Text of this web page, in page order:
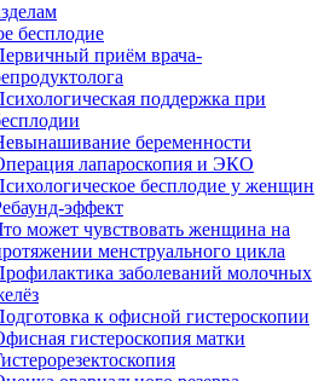
бесплодие
приём врача-
поддержка при
беременности
лапароскопия и ЭКО
бесплодие у женщин
эффект
может чувствовать женщина на
менструального цикла
заболеваний молочных
к офисной гистероскопии
гистероскопия матки